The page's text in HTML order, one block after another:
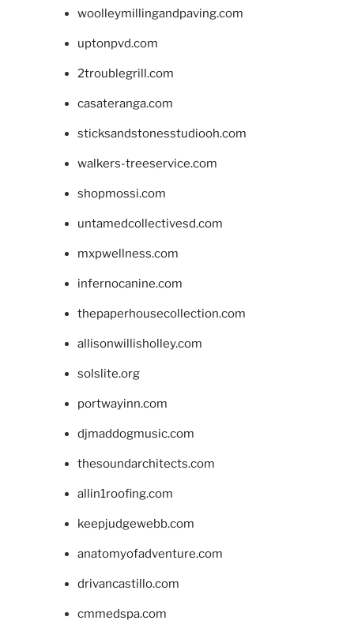
woolleymillingandpaving.com
uptonpvd.com
2troublegrill.com
casateranga.com
sticksandstonesstudiooh.com
walkers-treeservice.com
shopmossi.com
untamedcollectivesd.com
mxpwellness.com
infernocanine.com
thepaperhousecollection.com
allisonwillisholley.com
solslite.org
portwayinn.com
djmaddogmusic.com
thesoundarchitects.com
allin1roofing.com
keepjudgewebb.com
anatomyofadventure.com
drivancastillo.com
cmmedspa.com